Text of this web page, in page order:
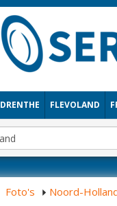
DRENTHE FLEVOLAND
Foto's Noord-